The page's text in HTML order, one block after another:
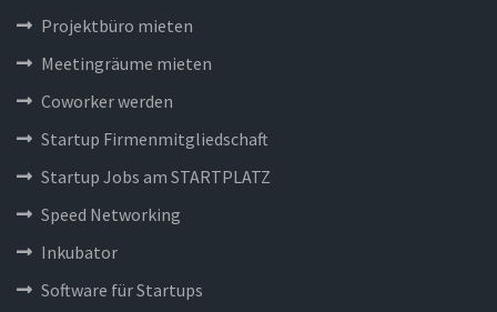
Projektbüro mieten
Meetingräume mieten
Coworker werden
Startup Firmenmitgliedschaft
Startup Jobs am STARTPLATZ
Speed Networking
Inkubator
Software für Startups